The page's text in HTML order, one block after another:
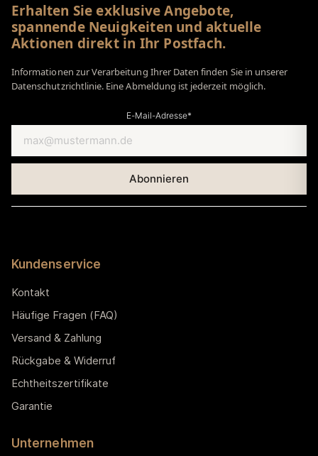
Erhalten Sie exklusive Angebote,
spannende Neuigkeiten und aktuelle
Aktionen direkt in Ihr Postfach.
Informationen zur Verarbeitung Ihrer Daten finden Sie in unserer
Datenschutzrichtlinie. Eine Abmeldung ist jederzeit möglich.
E-Mail-Adresse*
Kundenservice
Kontakt
Häufige Fragen (FAQ)
Versand & Zahlung
Rückgabe & Widerruf
Echtheitszertifikate
Garantie
Unternehmen